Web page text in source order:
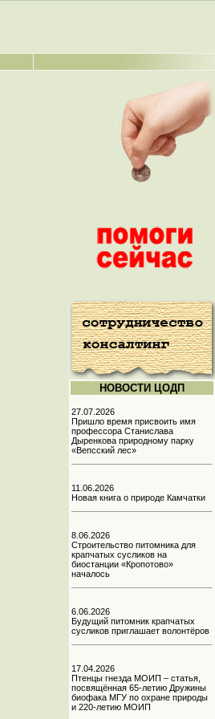
НОВОСТИ ЦОДП
27.07.2026
Пришло время присвоить имя
профессора Станислава
Дыренкова природному парку
«Вепсский лес»
11.06.2026
Новая книга о природе Камчатки
8.06.2026
Строительство питомника для
крапчатых сусликов на
биостанции «Кропотово»
началось
6.06.2026
Будущий питомник крапчатых
сусликов приглашает волонтёров
17.04.2026
Птенцы гнезда МОИП – статья,
посвящённая 65-летию Дружины
биофака МГУ по охране природы
и 220-летию МОИП